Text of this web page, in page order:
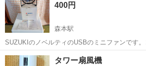
400円
森本駅
SUZUKIのノベルティのUSBのミニファンです。
USBのAタイプで動きます。 大きさは約
15cm(H)です。新品未使用自宅保管の物です。
石川 金沢市 森本駅 季節、空調家電
タワー扇風機